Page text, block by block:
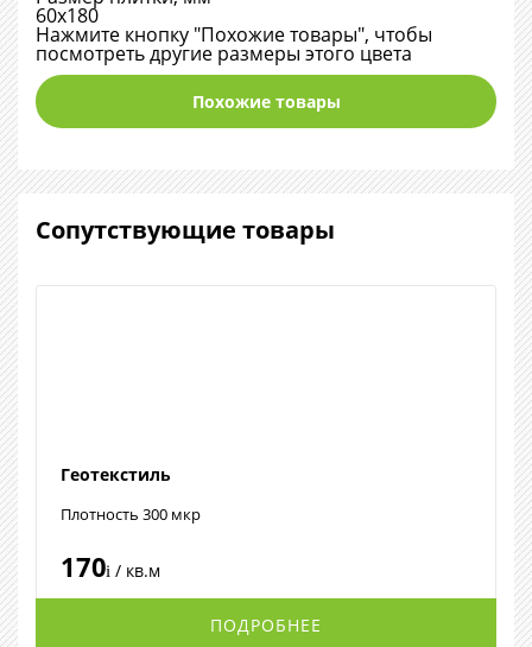
60х180
Нажмите кнопку "Похожие товары", чтобы
посмотреть другие размеры этого цвета
Похожие товары
Сопутствующие товары
Геотекстиль
Плотность 300 мкр
170i / кв.м
ПОДРОБНЕЕ